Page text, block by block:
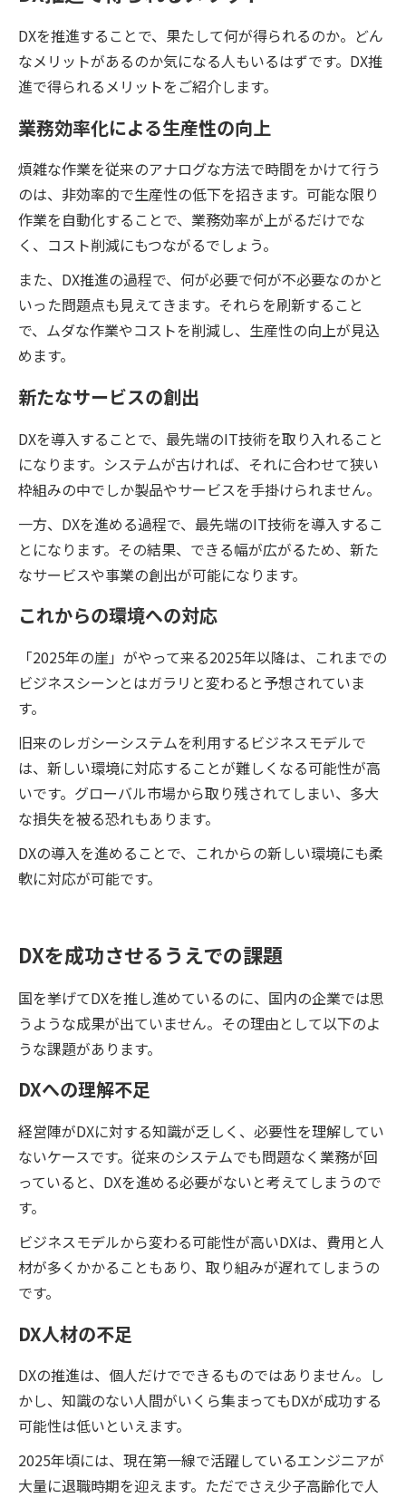
DXを推進することで、果たして何が得られるのか。どん
なメリットがあるのか気になる人もいるはずです。DX推
進で得られるメリットをご紹介します。
業務効率化による生産性の向上
煩雑な作業を従来のアナログな方法で時間をかけて行う
のは、非効率的で生産性の低下を招きます。可能な限り
作業を自動化することで、業務効率が上がるだけでな
く、コスト削減にもつながるでしょう。
また、DX推進の過程で、何が必要で何が不必要なのかと
いった問題点も見えてきます。それらを刷新すること
で、ムダな作業やコストを削減し、生産性の向上が見込
めます。
新たなサービスの創出
DXを導入することで、最先端のIT技術を取り入れること
になります。システムが古ければ、それに合わせて狭い
枠組みの中でしか製品やサービスを手掛けられません。
一方、DXを進める過程で、最先端のIT技術を導入するこ
とになります。その結果、できる幅が広がるため、新た
なサービスや事業の創出が可能になります。
これからの環境への対応
「2025年の崖」がやって来る2025年以降は、これまでの
ビジネスシーンとはガラリと変わると予想されていま
す。
旧来のレガシーシステムを利用するビジネスモデルで
は、新しい環境に対応することが難しくなる可能性が高
いです。グローバル市場から取り残されてしまい、多大
な損失を被る恐れもあります。
DXの導入を進めることで、これからの新しい環境にも柔
軟に対応が可能です。
DXを成功させるうえでの課題
国を挙げてDXを推し進めているのに、国内の企業では思
うような成果が出ていません。その理由として以下のよ
うな課題があります。
DXへの理解不足
経営陣がDXに対する知識が乏しく、必要性を理解してい
ないケースです。従来のシステムでも問題なく業務が回
っていると、DXを進める必要がないと考えてしまうので
す。
ビジネスモデルから変わる可能性が高いDXは、費用と人
材が多くかかることもあり、取り組みが遅れてしまうの
です。
DX人材の不足
DXの推進は、個人だけでできるものではありません。し
かし、知識のない人間がいくら集まってもDXが成功する
可能性は低いといえます。
2025年頃には、現在第一線で活躍しているエンジニアが
大量に退職時期を迎えます。ただでさえ少子高齢化で人